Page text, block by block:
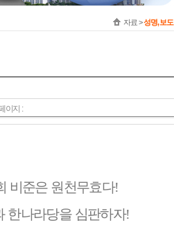
자료 >성명, 보도
이지 :
비준은 원천무효다!
한나라당을 심판하자!